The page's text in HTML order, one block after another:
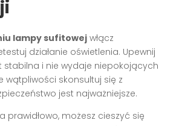
lampy sufitowejwłącz
działanie oświetlenia. Upewnij
stabilna i nie wydaje niepokojących
wątpliwości skonsultuj się z
jest najważniejsze.
prawidłowo, możesz cieszyć się